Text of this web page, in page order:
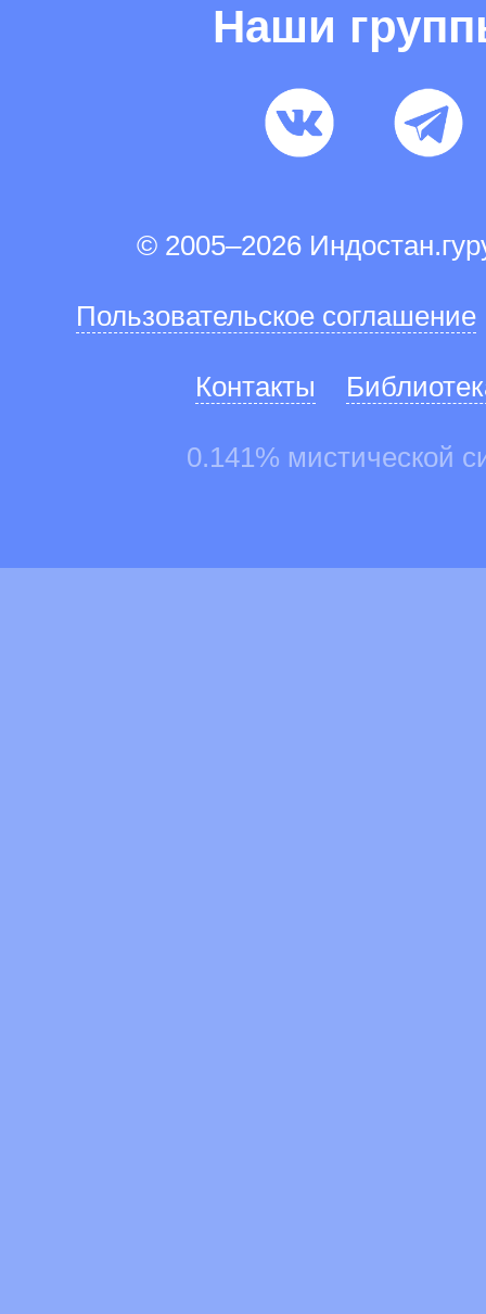
Наши
© 2005–2026
Пользовательское соглашение
Контакты
0.141% мистической